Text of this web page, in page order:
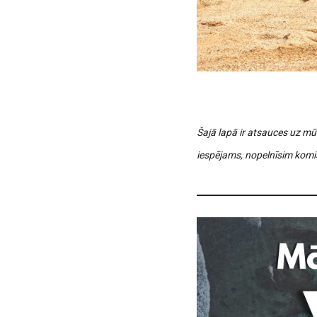
Šajā lapā ir atsauces uz
iespējams, nopelnīsim